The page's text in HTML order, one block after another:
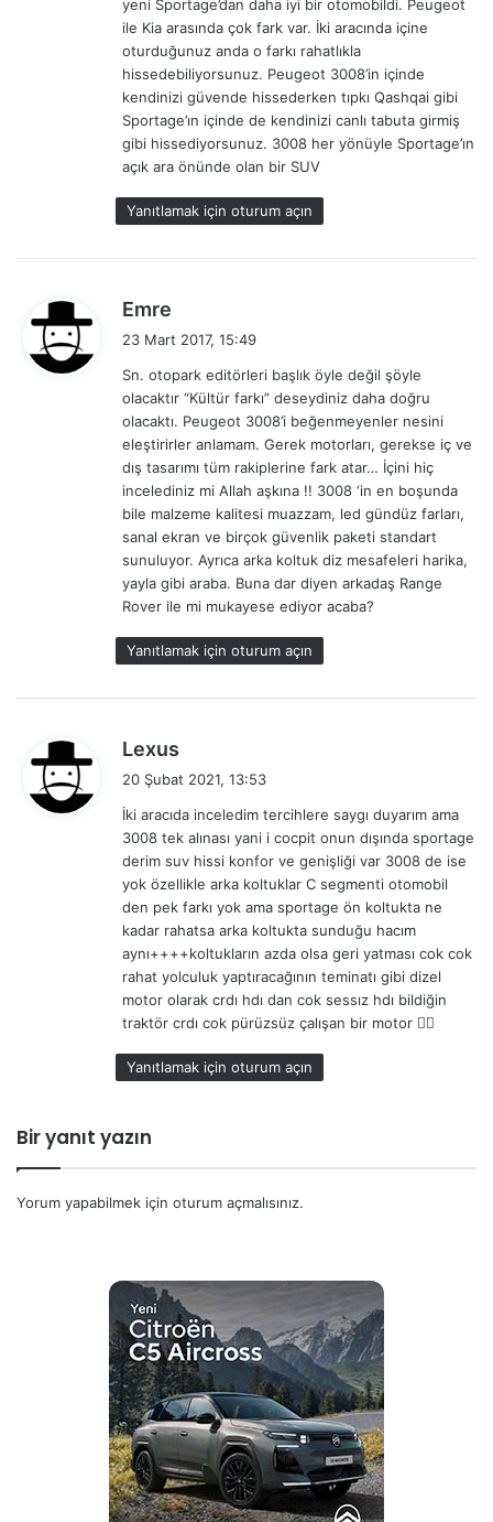
yeni Sportage’dan daha iyi bir otomobildi. Peugeot
ile Kia arasında çok fark var. İki aracında içine
oturduğunuz anda o farkı rahatlıkla
hissedebiliyorsunuz. Peugeot 3008’in içinde
kendinizi güvende hissederken tıpkı Qashqai gibi
Sportage’ın içinde de kendinizi canlı tabuta girmiş
gibi hissediyorsunuz. 3008 her yönüyle Sportage’ın
açık ara önünde olan bir SUV
Yanıtlamak için oturum açın
Emre
i
k
i
23 Mart 2017, 15:49
Sn. otopark editörleri başlık öyle değil şöyle
olacaktır “Kültür farkı” deseydiniz daha doğru
olacaktı. Peugeot 3008’i beğenmeyenler nesini
eleştirirler anlamam. Gerek motorları, gerekse iç ve
dış tasarımı tüm rakiplerine fark atar… İçini hiç
incelediniz mi Allah aşkına !! 3008 ‘in en boşunda
bile malzeme kalitesi muazzam, led gündüz farları,
sanal ekran ve birçok güvenlik paketi standart
sunuluyor. Ayrıca arka koltuk diz mesafeleri harika,
yayla gibi araba. Buna dar diyen arkadaş Range
Rover ile mi mukayese ediyor acaba?
Yanıtlamak için oturum açın
Lexus
i
k
i
20 Şubat 2021, 13:53
İki aracıda inceledim tercihlere saygı duyarım ama
3008 tek alınası yani i cocpit onun dışında sportage
derim suv hissi konfor ve genişliği var 3008 de ise
yok özellikle arka koltuklar C segmenti otomobil
den pek farkı yok ama sportage ön koltukta ne
kadar rahatsa arka koltukta sunduğu hacım
aynı++++koltukların azda olsa geri yatması cok cok
rahat yolculuk yaptıracağının teminatı gibi dizel
motor olarak crdı hdı dan cok sessız hdı bildiğin
traktör crdı cok pürüzsüz çalışan bir motor 🤷‍♂️
Yanıtlamak için oturum açın
Bir yanıt yazın
Yorum yapabilmek için oturum açmalısınız.